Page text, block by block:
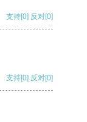
支持[0] 反对[0]
支持[0] 反对[0]